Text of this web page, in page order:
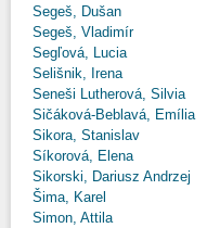
Segeš, Dušan
Segeš, Vladimír
Segľová, Lucia
Selišnik, Irena
Seneši Lutherová, Silvia
Sičáková-Beblavá, Emília
Sikora, Stanislav
Síkorová, Elena
Sikorski, Dariusz Andrzej
Šima, Karel
Simon, Attila